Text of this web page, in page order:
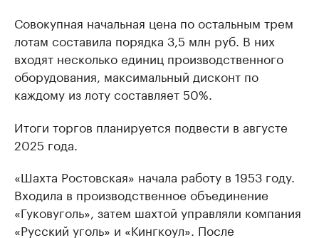
Совокупная начальная цена по остальным трем
лотам составила порядка 3,5 млн руб. В них
входят несколько единиц производственного
оборудования, максимальный дисконт по
каждому из лоту составляет 50%.
Итоги торгов планируется подвести в августе
2025 года.
«Шахта Ростовская» начала работу в 1953 году.
Входила в производственное объединение
«Гуковуголь», затем шахтой управляли компания
«Русский уголь» и «Кингкоул». После